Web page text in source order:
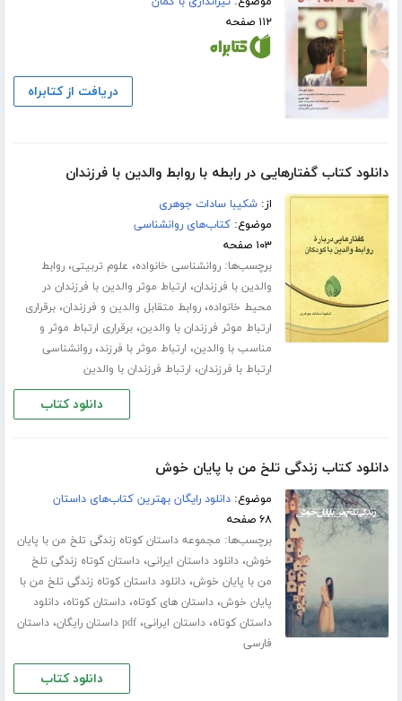
۱۱۲ صفحه
دریافت از کتابراه
دانلود کتاب گفتارهایی در رابطه با روابط والدین با فرزندان
از:شکیبا سادات جوهری
موضوع:کتاب‌های روانشناسی
۱۰۳ صفحه
برچسب‌ها:روانشناسی خانواده، علوم تربیتی،روابط
والدین با فرزندان، ارتباط موثر والدین با فرزندان در
محیط خانواده،روابط متقابل والدین و فرزندان،برقراری
ارتباط موثر فرزندان با والدین،برقراری ارتباط موثر و
مناسب با والدین، ارتباط موثر با فرزند،روانشناسی
ارتباط با فرزندان، ارتباط فرزندان با والدین
دانلود کتاب
دانلود کتاب زندگی تلخ من با پایان خوش
موضوع:دانلود رایگان بهترین کتاب‌های داستان
۶۸ صفحه
برچسب‌ها: مجموعه داستان کوتاه زندگی تلخ من با پایان
خوش،دانلود داستان ایرانی،داستان کوتاه زندگی تلخ
من با پایان خوش،دانلود داستان کوتاه زندگی تلخ من با
پایان خوش،داستان های کوتاه،داستان کوتاه،دانلود
داستان کوتاه،داستان ایرانی،pdf داستان رایگان ،داستان
فارسی
دانلود کتاب